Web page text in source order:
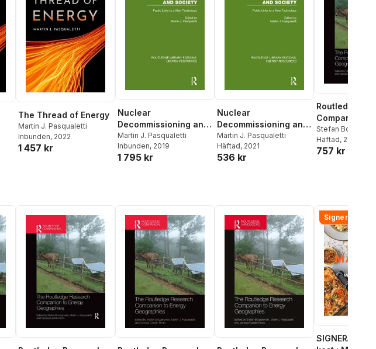
The Thread of Energy
Martin J. Pasqualetti
Inbunden, 2022
1 457 kr
Nuclear
Decommissioning and
Society
Martin J. Pasqualetti
Inbunden, 2019
1 795 kr
Nuclear
Decommissioning and
Society
Martin J. Pasqualetti
Häftad, 2021
536 kr
Routledge
Companion to
Geographies
Stefan
J Pasqualetti
Castán Broto
Häftad, 2020
757 kr
Signerad!
SIGNERAD -